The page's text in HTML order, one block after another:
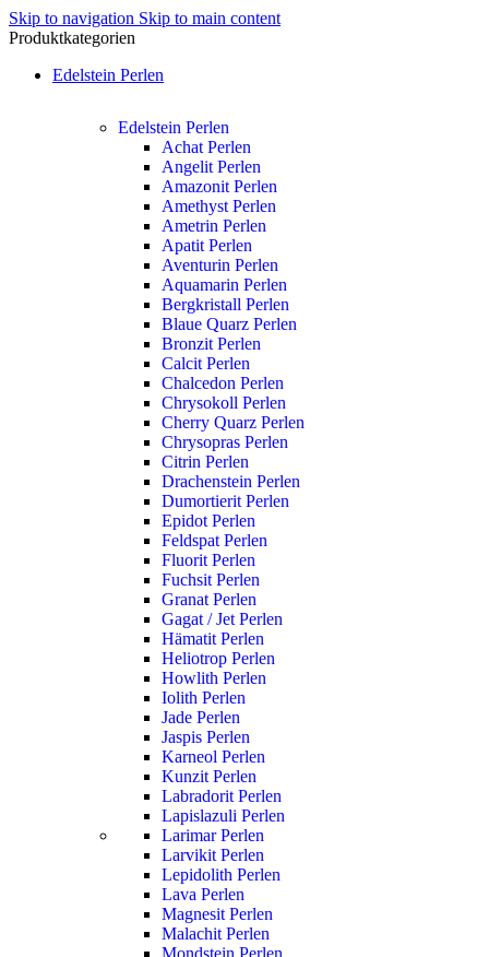
Skip to navigation Skip to main content
Produktkategorien
Edelstein Perlen
Edelstein Perlen
Achat Perlen
Angelit Perlen
Amazonit Perlen
Amethyst Perlen
Ametrin Perlen
Apatit Perlen
Aventurin Perlen
Aquamarin Perlen
Bergkristall Perlen
Blaue Quarz Perlen
Bronzit Perlen
Calcit Perlen
Chalcedon Perlen
Chrysokoll Perlen
Cherry Quarz Perlen
Chrysopras Perlen
Citrin Perlen
Drachenstein Perlen
Dumortierit Perlen
Epidot Perlen
Feldspat Perlen
Fluorit Perlen
Fuchsit Perlen
Granat Perlen
Gagat / Jet Perlen
Hämatit Perlen
Heliotrop Perlen
Howlith Perlen
Iolith Perlen
Jade Perlen
Jaspis Perlen
Karneol Perlen
Kunzit Perlen
Labradorit Perlen
Lapislazuli Perlen
Larimar Perlen
Larvikit Perlen
Lepidolith Perlen
Lava Perlen
Magnesit Perlen
Malachit Perlen
Mondstein Perlen